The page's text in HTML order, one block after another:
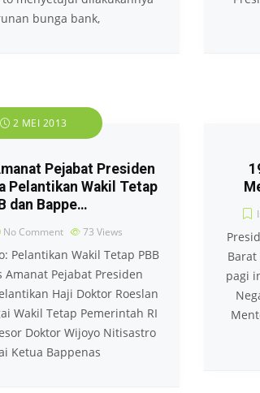
bunga bank,
2 MEI 2013
Pejabat Presiden
Pelantikan Wakil Tetap
dan Bappe…
No Comment 73 Views
Pelantikan Wakil Tetap PBB
Amanat Pejabat Presiden
Haji Doktor Roeslan
Wakil Tetap Pemerintah RI
Doktor Wijoyo Nitisastro
Ketua Bappenas
pagi